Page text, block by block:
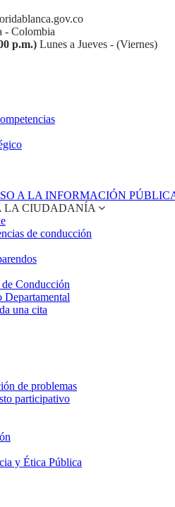
- Colombia
p.m.) Lunes a Jueves - (Viernes)
A LA INFORMACIÓN
LA CIUDADANÍA
de conducción
Conducción
Departamental
una cita
de problemas
participativo​
y Ética Pública